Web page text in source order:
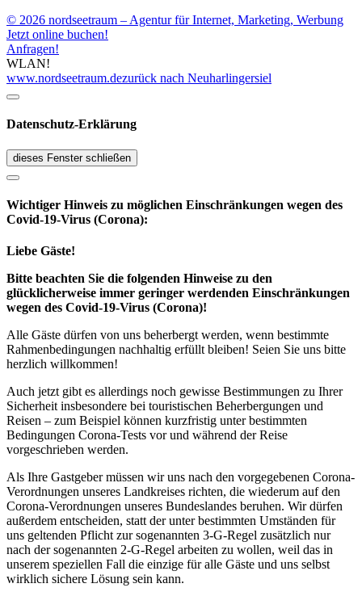
© 2026 nordseetraum – Agentur für Internet, Marketing, Werbung
Jetzt online buchen!
Anfragen!
WLAN!
www.nordseetraum.dezurück nach Neuharlingersiel
Datenschutz-Erklärung
dieses Fenster schließen
Wichtiger Hinweis zu möglichen Ein­schränk­ungen wegen des
Covid-19-Virus (Corona):
Liebe Gäste!
Bitte beachten Sie die folgenden Hinweise zu den
glücklicherweise immer geringer werdenden Einschränkungen
wegen des Covid-19-Virus (Corona)!
Alle Gäste dürfen von uns beherbergt werden, wenn bestimmte
Rahmenbedingungen nachhaltig erfüllt bleiben! Seien Sie uns bitte
herzlich willkommen!
Auch jetzt gibt es allerdings noch gewisse Bestimmungen zu Ihrer
Sicherheit insbesondere bei touristischen Beherbergungen und
Reisen – zum Beispiel können kurzfristig unter bestimmten
Bedingungen Corona-Tests vor und während der Reise
vorgeschrieben werden.
Als Ihre Gastgeber müssen wir uns nach den vorgegebenen Corona-
Verordnungen unseres Landkreises richten, die wiederum auf den
Corona-Verordnungen unseres Bundeslandes beruhen. Wir dürfen
außerdem entscheiden, statt der unter bestimmten Umständen für
uns geltenden Pflicht zur sogenannten 3-G-Regel zusätzlich nur
nach der sogenannten 2-G-Regel arbeiten zu wollen, weil das in
unserem speziellen Fall die einzige für alle Gäste und uns selbst
wirklich sichere Lösung sein kann.